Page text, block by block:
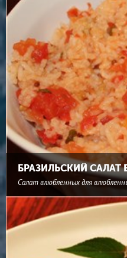
БРАЗИЛЬСКИЙ
Салат влюбленных для